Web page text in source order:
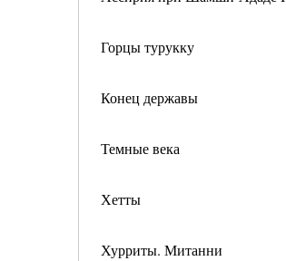
Горцы турукку
Конец державы
Темные века
Хетты
Хурриты. Митанни